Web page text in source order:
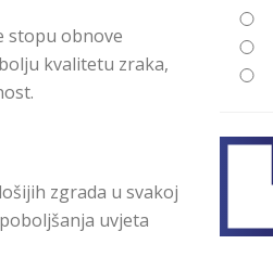
stopu obnove
kvalitetu zraka,
zgrada u svakoj
uvjeta